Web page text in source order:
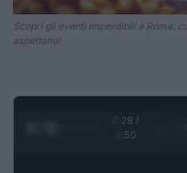
Scopri gli eventi imperdibili a Roma:
aspettano!
0:28 /
1:50